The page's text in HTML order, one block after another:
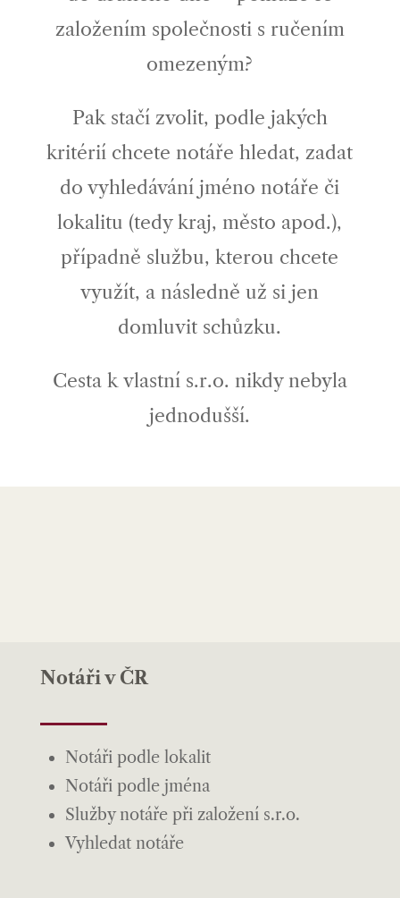
založením společnosti s ručením
omezeným?
Pak stačí zvolit, podle jakých
kritérií chcete notáře hledat, zadat
do vyhledávání jméno notáře či
lokalitu (tedy kraj, město apod.),
případně službu, kterou chcete
využít, a následně už si jen
domluvit schůzku.
Cesta k vlastní s.r.o. nikdy nebyla
jednodušší.
Notáři v ČR
Notáři podle lokalit
Notáři podle jména
Služby notáře při založení s.r.o.
Vyhledat notáře